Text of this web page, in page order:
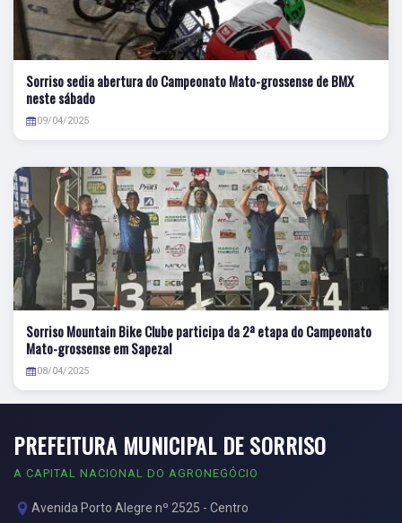
Sorriso sedia abertura do Campeonato Mato-grossense de BMX
neste sábado
09/04/2025
Sorriso Mountain Bike Clube participa da 2ª etapa do Campeonato
Mato-grossense em Sapezal
08/04/2025
PREFEITURA MUNICIPAL DE SORRISO
A CAPITAL NACIONAL DO AGRONEGÓCIO
Avenida Porto Alegre nº 2525 - Centro